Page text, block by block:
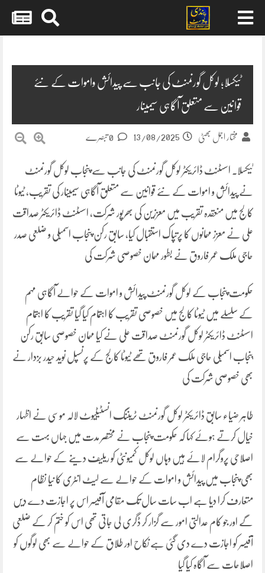
ٹیکسلا؛ لوکل گورنمنٹ کی جانب سے پیدائش واموات کے نئے
قوانین سے متعلق آگاہی سیمینار
مختار اجمل بھٹی 13/08/2025
ٹیکسلا۔ اسسٹنٹ ڈائریکٹر لوکل گورنمنٹ کی جانب سے پنجاب لوکل گورنمنٹ
نے پیدائش و اموات کے نئے قوانین سے متعلق آگاہی سیمینار کی تقریب، ٹیوٹا
کالج میں منعقدہ تقریب میں معززین کی بھرپور شرکت، اسسٹنٹ ڈائریکٹر صداقت
علی نے معزز مہمانوں کا پرتپاک استقبال کیا، سابق رکن پنجاب اسمبلی و ضلعی صدر
حاجی ملک عمر فاروق نے بطور مہمان خصوصی شرکت کی
حکومت پنجاب کے لوکل گورنمنٹ پیدائش و اموات کے حوالے آگاہی مہم
کے سلسلے میں ٹیوٹا کالج میں خصوصی تقریب کا اہتمام کیا گیا تقریب کا اہتمام
اسسٹنٹ ڈائریکٹر لوکل گورنمنٹ صداقت علی نے کیا مہمان خصوصی سابق رکن
پنجاب اسمبلی حاجی ملک عمر فاروق تھے ٹیوٹا کالج کے پرنسپل نوید حیدر بزدار نے
بھی خصوصی شرکت کی
طاہر ضیاء سابق ڈائریکٹر لوکل گورنمنٹ ٹریننگ انسٹیٹیوٹ لالہ موسی نے اظہار
خیال کرتے ہوئے کہا کہ حکومت پنجاب نے مختصر مدت میں جہاں بہت سے
اصلاحی پروگرام لائے ہیں وہاں لوکل کمیونٹی کو ریلیف دینے کے حوالے سے
بھی پنجاب میں پیدائش و اموات کے حوالے سے لیٹ انٹری کا نیا نظام
متعارف کرا دیا ہے اب سات سال تک مقامی آفیسر اس پر اجازت دے دیں
گے اور جو کام عدالتی امور سے گزار کر ڈگری لی جاتی تھی اس کو ختم کر کے ضلعی
آفیسر کو اجازت دے دی گئی ہے نکاح اور طلاق کے حوالے سے بھی لوگوں کو
اصلاحات سے آگاہ کیا گیا